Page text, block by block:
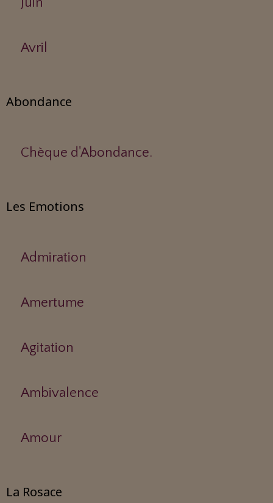
Avril
Abondance
Chèque d'Abondance.
Les Emotions
Admiration
Amertume
Agitation
Ambivalence
Amour
La Rosace